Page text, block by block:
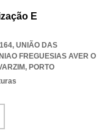
E
UNIÃO DAS
FREGUESIAS AVER O
, PORTO